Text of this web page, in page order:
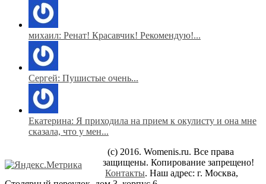
михаил: Ренат! Красавчик! Рекомендую!...
Сергей: Пушистые очень...
Екатерина: Я приходила на прием к окулисту и она мне
сказала, что у мен...
(c) 2016. Womenis.ru. Все права
защищены. Копирование запрещено!
Контакты. Наш адрес: г. Москва,